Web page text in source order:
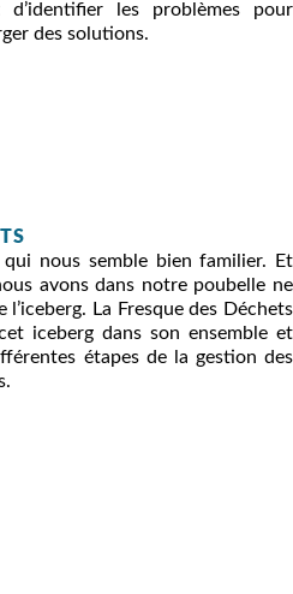
les problèmes pour
des solutions.
nous semble bien familier. Et
avons dans notre poubelle ne
La Fresque des Déchets
iceberg dans son ensemble et
étapes de la gestion des